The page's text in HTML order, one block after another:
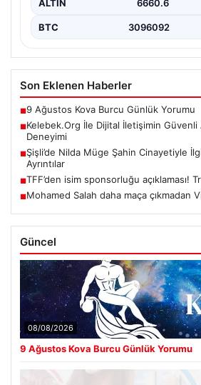
ALTIN 6660.6
BTC 3096092
Son Eklenen Haberler
■9 Ağustos Kova Burcu Günlük Yorumu
■Kelebek.Org İle Dijital İletişimin Güvenli
Deneyimi
■Şişli’de Nilda Müge Şahin Cinayetiyle
Ayrıntılar
■TFF’den isim sponsorluğu açıklaması!
■Mohamed Salah daha maça çıkmadan
Güncel
08/08/2026
9 Ağustos Kova Burcu Günlük Yorumu